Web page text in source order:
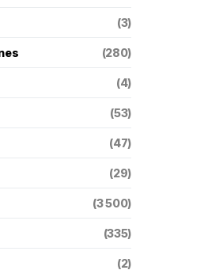
(3)
(280)
(4)
(53)
(47)
(29)
(3 500)
(335)
(2)